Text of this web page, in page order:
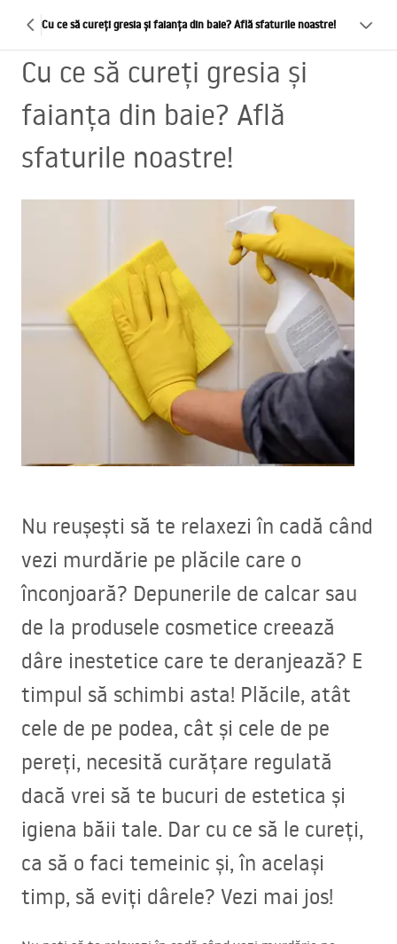
Cu ce să cureți gresia și faianța din baie? Află sfaturile noastre!
Cu ce să cureți gresia și
faianța din baie? Află
sfaturile noastre!
Nu reușești să te relaxezi în cadă când
vezi murdărie pe plăcile care o
înconjoară? Depunerile de calcar sau
de la produsele cosmetice creează
dâre inestetice care te deranjează? E
timpul să schimbi asta! Plăcile, atât
cele de pe podea, cât și cele de pe
pereți, necesită curățare regulată
dacă vrei să te bucuri de estetica și
igiena băii tale. Dar cu ce să le cureți,
ca să o faci temeinic și, în același
timp, să eviți dârele? Vezi mai jos!